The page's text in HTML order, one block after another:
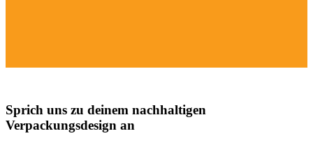
Sprich uns zu deinem nachhaltigen
Verpackungsdesign an